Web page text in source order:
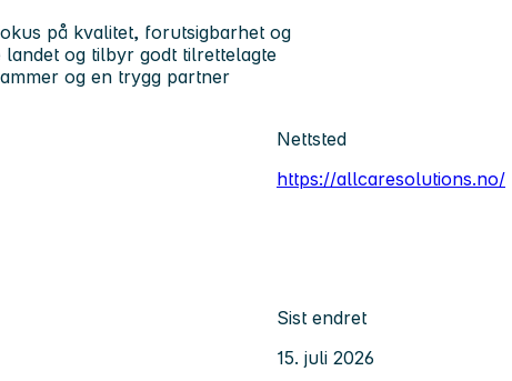
på kvalitet, forutsigbarhet og
og tilbyr godt tilrettelagte
og en trygg partner
Nettsted
https://allcaresolutions.no/
Sist endret
15. juli 2026